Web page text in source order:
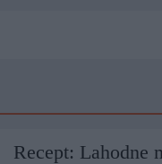
Recept: Lahodne